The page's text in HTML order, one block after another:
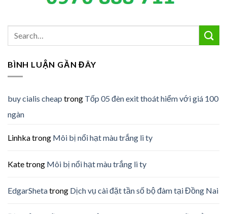
BÌNH LUẬN GẦN ĐÂY
buy cialis cheap trong Tốp 05 đèn exit thoát hiểm với giá 100
ngàn
Linhkatrong Môi bị nổi hạt màu trắng li ty
Katetrong Môi bị nổi hạt màu trắng li ty
EdgarShetatrong Dịch vụ cài đặt tần số bộ đàm tại Đồng Nai